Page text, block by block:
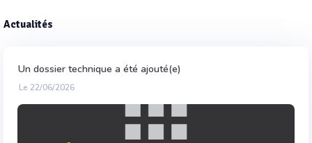
Actualités
Un dossier technique a été ajouté(e)
Le 22/06/2026